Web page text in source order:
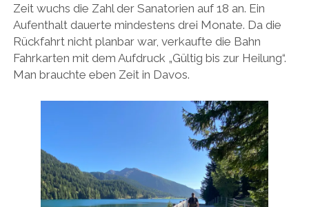
Zeit wuchs die Zahl der Sanatorien auf 18 an. Ein
Aufenthalt dauerte mindestens drei Monate. Da die
Rückfahrt nicht planbar war, verkaufte die Bahn
Fahrkarten mit dem Aufdruck „Gültig bis zur Heilung“.
Man brauchte eben Zeit in Davos.